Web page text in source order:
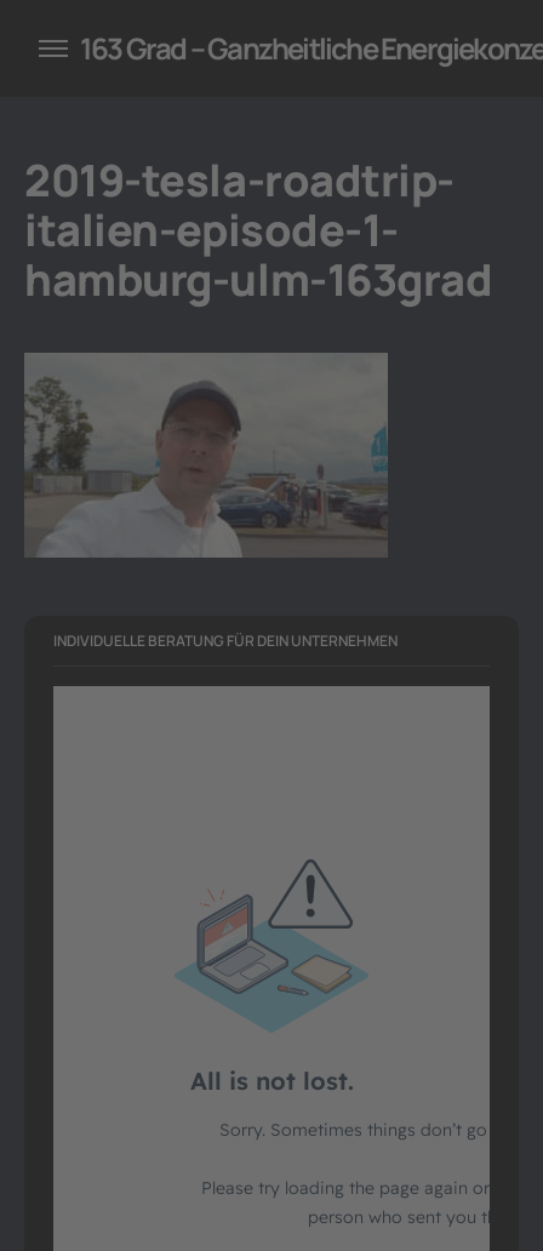
für Unternehmen
163 Grad – Ganzheitliche
2019-tesla-roadtrip-
italien-episode-1-
hamburg-ulm-163grad
INDIVIDUELLE BERATUNG FÜR DEIN UNTERNEHMEN